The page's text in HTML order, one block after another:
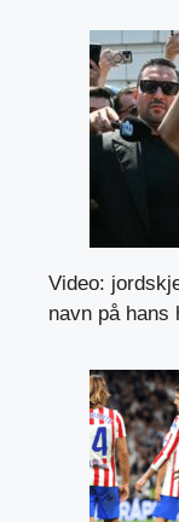
Video:
navn på hans